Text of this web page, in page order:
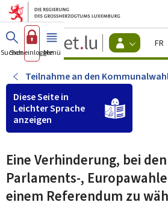
Zum Hauptmenü
Zum Inhalt
Guichet.lu
Changer
d'espace
Menu
actif
Suchen
Sich einloggen
Menü Haupt-
Teilnahme an den
Diese Seite in
Leichter Sprache
anzeigen
Eine Verhinderung, bei
Parlaments-,
einem Referendum zu